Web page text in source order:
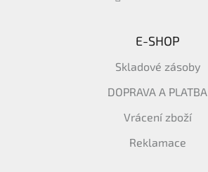
E-SHOP
Skladové zásoby
DOPRAVA A PLATBA
Vrácení zboží
Reklamace